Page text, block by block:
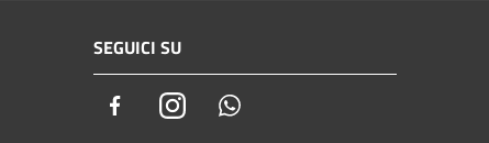
SEGUICI SU
FacebookInstagram